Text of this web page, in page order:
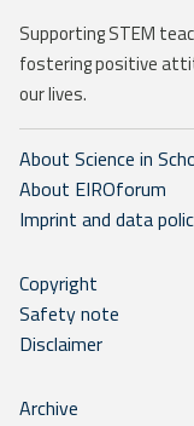
Supporting STEM
fostering positive
our lives.
About Science in
About EIROforum
Imprint and data
Copyright
Safety note
Disclaimer
Archive